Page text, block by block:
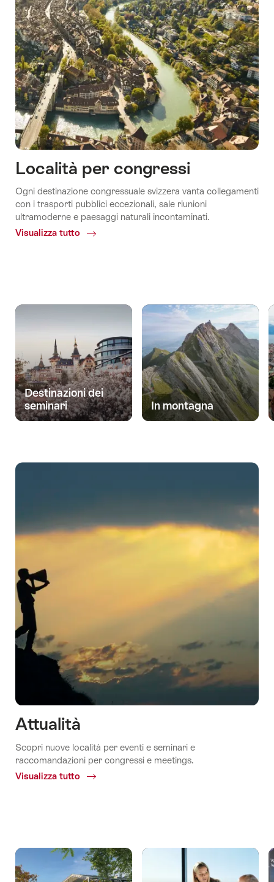
Località per congressi
Ogni destinazione congressuale svizzera vanta collegamenti
con i trasporti pubblici eccezionali, sale riunioni
ultramoderne e paesaggi naturali incontaminati.
Visualizza tutto
Common.Of
Destinazioni dei
seminari
In montagna
Attualità
Scopri nuove località per eventi e seminari e
raccomandazioni per congressi e meetings.
Visualizza tutto
Common.Of